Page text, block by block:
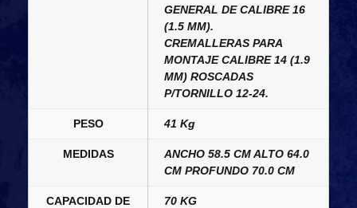
GENERAL DE CALIBRE 16
(1.5 MM).
CREMALLERAS PARA
MONTAJE CALIBRE 14 (1.9
MM) ROSCADAS
P/TORNILLO 12-24.
PESO 41 Kg
MEDIDAS
ANCHO 58.5 CM ALTO 64.0
CM PROFUNDO 70.0 CM
CAPACIDAD DE
70 KG